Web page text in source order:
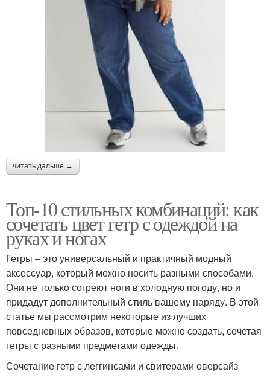
читать дальше →
Топ-10 стильных комбинаций: как
сочетать цвет гетр с одеждой на
руках и ногах
Гетры – это универсальный и практичный модный
аксессуар, который можно носить разными способами.
Они не только согреют ноги в холодную погоду, но и
придадут дополнительный стиль вашему наряду. В этой
статье мы рассмотрим некоторые из лучших
повседневных образов, которые можно создать, сочетая
гетры с разными предметами одежды.
Сочетание гетр с леггинсами и свитерами оверсайз